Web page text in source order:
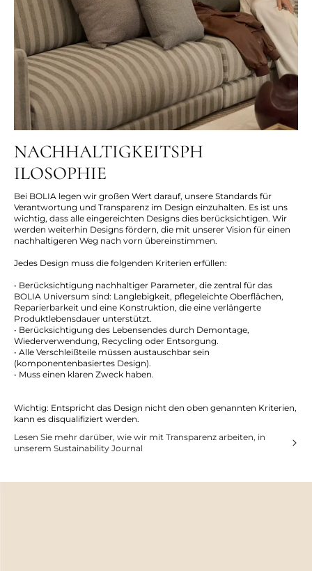
NACHHALTIGKEITSPH
ILOSOPHIE
Bei BOLIA legen wir großen Wert darauf, unsere Standards für
Verantwortung und Transparenz im Design einzuhalten. Es ist uns
wichtig, dass alle eingereichten Designs dies berücksichtigen. Wir
werden weiterhin Designs fördern, die mit unserer Vision für einen
nachhaltigeren Weg nach vorn übereinstimmen.
Jedes Design muss die folgenden Kriterien erfüllen:
• Berücksichtigung nachhaltiger Parameter, die zentral für das
BOLIA Universum sind: Langlebigkeit, pflegeleichte Oberflächen,
Reparierbarkeit und eine Konstruktion, die eine verlängerte
Produktlebensdauer unterstützt.
• Berücksichtigung des Lebensendes durch Demontage,
Wiederverwendung, Recycling oder Entsorgung.
• Alle Verschleißteile müssen austauschbar sein
(komponentenbasiertes Design).
• Muss einen klaren Zweck haben.
Wichtig: Entspricht das Design nicht den oben genannten Kriterien,
kann es disqualifiziert werden.
Lesen Sie mehr darüber, wie wir mit Transparenz arbeiten, in
unserem Sustainability Journal